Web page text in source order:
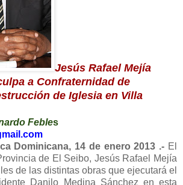
Jesús Rafael Mejía
a Confraternidad de
de Iglesia en Villa
Febles
Dominicana, 14 de enero 2013 .- El
de El Seibo, Jesús Rafael Mejía
de las distintas obras que ejecutará el
Danilo Medina Sánchez en esta